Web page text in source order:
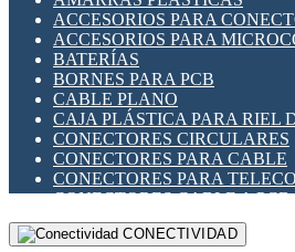
INDICADORES PARA PANEL
INTERFACES DE RELÉ
INTERRUPTORES FIN DE
LLAVES CONMUTADORAS
MEDIDORES DE ENERGÍA Y
MOTORES PASO A PASO
PANTALLAS HMI
PLC -CONTROLADORES
PROGRAMADORES DE
RELÉS DE PROTECCIÓN
SENSORES CAPACITIVOS
ACCESORIOS PARA
ACCESORIOS PARA
BATERÍAS
BORNES PARA PCB
CABLE PLANO
CAJA PLÁSTICA PARA RIEL
CONECTORES CIRCULARES
CONECTORES PARA CABLE
CONECTORES PARA
CONECTORES CABLE A PCB
CONECTORES PCB A CABLE
DIP SWITCHESCONECTIVIDAD